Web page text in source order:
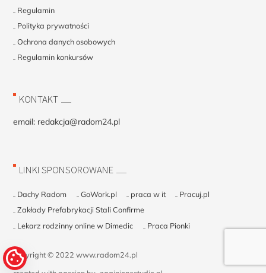
Regulamin
Polityka prywatności
Ochrona danych osobowych
Regulamin konkursów
KONTAKT
email: redakcja@radom24.pl
LINKI SPONSOROWANE
Dachy Radom GoWork.pl praca w it
Pracuj.pl
Zakłady Prefabrykacji Stali Confirme
Lekarz rodzinny online w Dimedic
Praca Pionki
copyright © 2022 www.radom24.pl